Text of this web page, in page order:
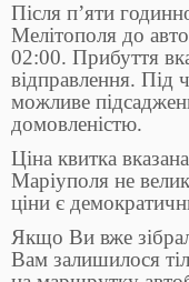
Після п’яти
Мелітополя до
02:00. Прибуття
відправлення. Під
можливе
домовленістю.
Ціна квитка
Маріуполя не
ціни є
Якщо Ви вже
Вам залишилося